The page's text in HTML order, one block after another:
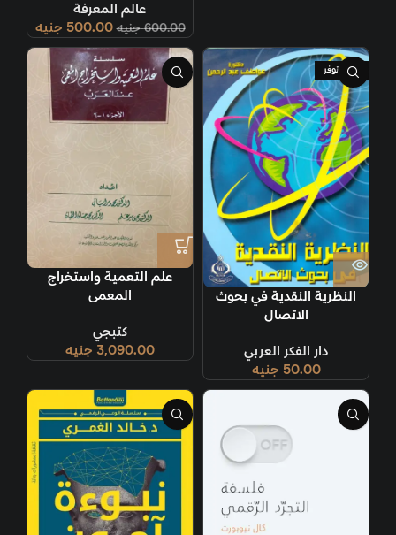
عالم المعرفة
600.00 جنيه 500.00 جنيه
غير متوفر
النظرية النقدية في بحوث
الاتصال
دار الفكر العربي
50.00 جنيه
علم التعمية واستخراج
المعمى
كتبجي
3,090.00 جنيه